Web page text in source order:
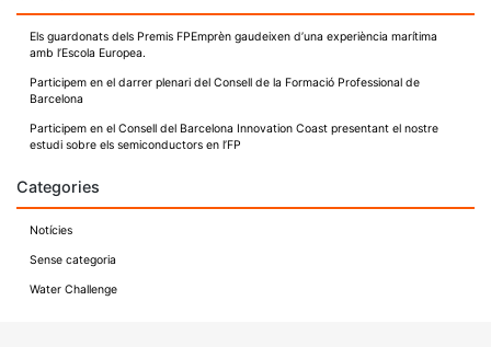
Els guardonats dels Premis FPEmprèn gaudeixen d’una experiència marítima
amb l’Escola Europea.
Participem en el darrer plenari del Consell de la Formació Professional de
Barcelona
Participem en el Consell del Barcelona Innovation Coast presentant el nostre
estudi sobre els semiconductors en l’FP
Categories
Notícies
Sense categoria
Water Challenge